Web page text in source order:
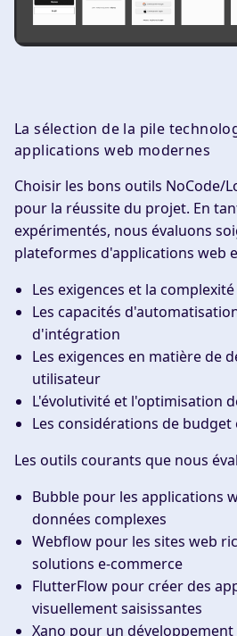
La sélection de la pile
applications web modernes
Choisir les bons outils NoCode/
pour la réussite du projet. En
expérimentés, nous évaluons
plateformes d'applications web
Les exigences et la
Les capacités
d'intégration
Les exigences en matière de
utilisateur
L'évolutivité et l'optimisation
Les considérations de
Les outils courants que nous
Bubble pour les applications
données complexes
Webflow pour les sites web
solutions e-commerce
FlutterFlow pour créer des
visuellement saisissantes
Xano pour un